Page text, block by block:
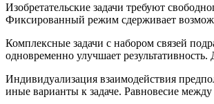
Изобретательские задачи требуют
Фиксированный режим сдерживает
Комплексные задачи с набором связей
одновременно улучшает
Индивидуализация взаимодействия
иные варианты к задаче. Равновесие